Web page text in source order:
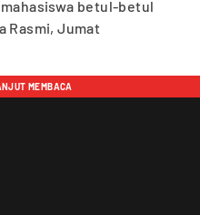
betul-betul
Rasmi, Jumat